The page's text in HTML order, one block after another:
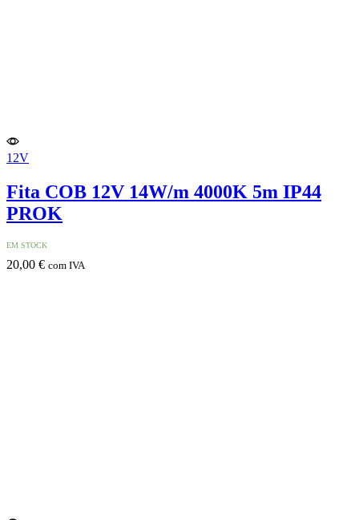
12V
Fita COB 12V 14W/m 4000K 5m IP44
PROK
EM STOCK
20,00 € com IVA